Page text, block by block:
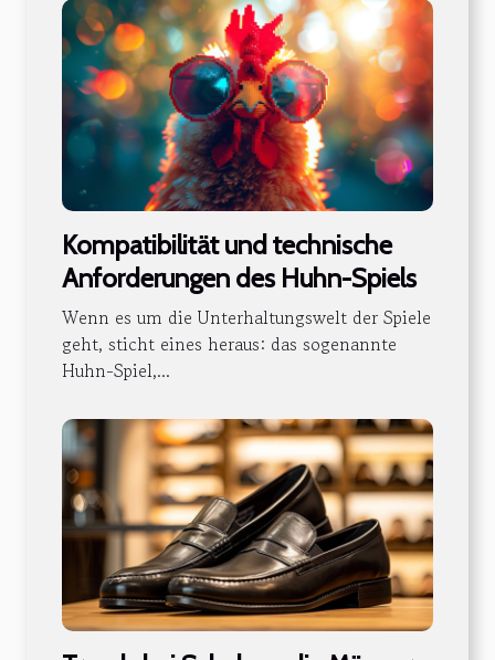
Kompatibilität und technische
Anforderungen des Huhn-Spiels
Wenn es um die Unterhaltungswelt der Spiele
geht, sticht eines heraus: das sogenannte
Huhn-Spiel,...